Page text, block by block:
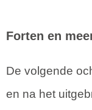
Forten en
De volgende
en na het